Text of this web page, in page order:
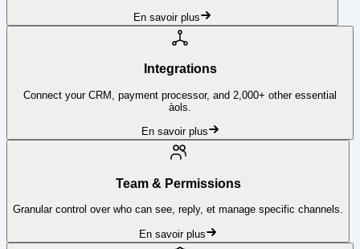
En savoir plus
Integrations
Connect your CRM, payment processor, and 2,000+ other essential
àols.
En savoir plus
Team & Permissions
Granular control over who can see, reply, et manage specific channels.
En savoir plus